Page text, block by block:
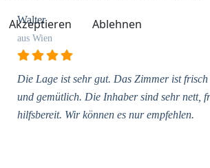
Walter
aus Wien
Die Lage ist sehr gut. Das Zimmer ist
und gemütlich. Die Inhaber sind sehr nett,
hilfsbereit. Wir können es nur empfehlen.
Akzeptieren Ablehnen